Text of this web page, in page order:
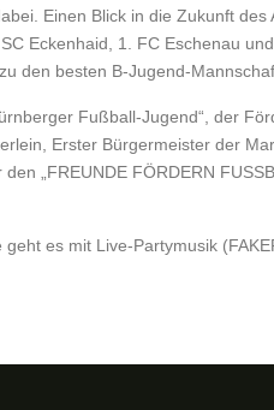
Einen Blick in die Zukunft
Eckenhaid, 1. FC Eschenau
den besten B-Jugend-
Fußball-Jugend“, der
Erster Bürgermeister der
„FREUNDE FÖRDERN
es mit Live-Partymusik